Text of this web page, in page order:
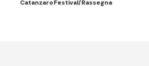
CatanzaroFestival/Rassegna